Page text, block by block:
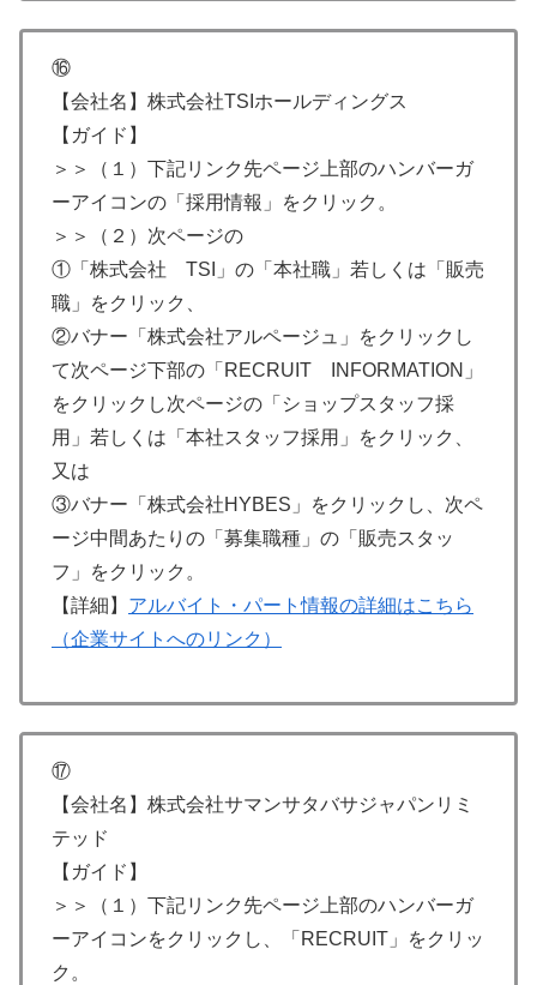
⑯
【会社名】株式会社TSIホールディングス
【ガイド】
＞＞（１）下記リンク先ページ上部のハンバーガ
ーアイコンの「採用情報」をクリック。
＞＞（２）次ページの
①「株式会社 TSI」の「本社職」若しくは「販売
職」をクリック、
②バナー「株式会社アルページュ」をクリックし
て次ページ下部の「RECRUIT INFORMATION」
をクリックし次ページの「ショップスタッフ採
用」若しくは「本社スタッフ採用」をクリック、
又は
③バナー「株式会社HYBES」をクリックし、次ペ
ージ中間あたりの「募集職種」の「販売スタッ
フ」をクリック。
【詳細】 アルバイト・パート情報の詳細はこちら
（企業サイトへのリンク）
⑰
【会社名】株式会社サマンサタバサジャパンリミ
テッド
【ガイド】
＞＞（１）下記リンク先ページ上部のハンバーガ
ーアイコンをクリックし、「RECRUIT」をクリッ
ク。